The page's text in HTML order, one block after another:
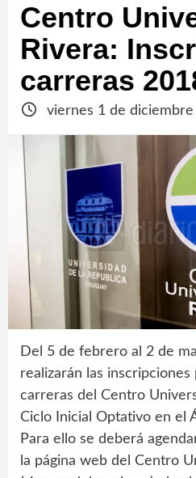
Centro
Rivera:
carreras
viernes 1 de
Del 5 de febrero al 2 de
realizarán las inscripciones
carreras del Centro
Ciclo Inicial Optativo en el
Para ello se deberá
la página web del Centro